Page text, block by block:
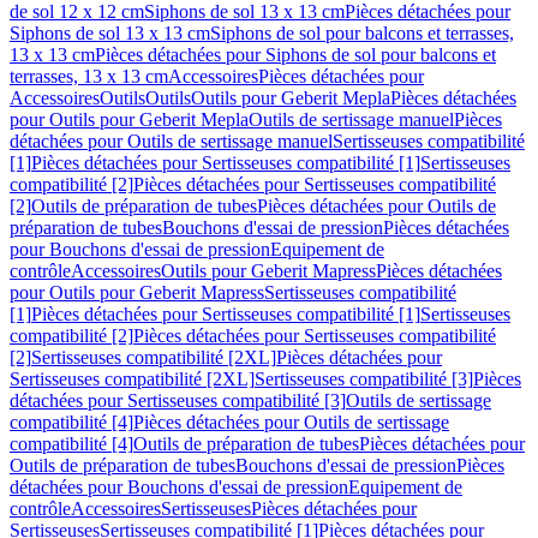
de sol 12 x 12 cmSiphons de sol 13 x 13 cmPièces détachées pour
Siphons de sol 13 x 13 cmSiphons de sol pour balcons et terrasses,
13 x 13 cmPièces détachées pour Siphons de sol pour balcons et
terrasses, 13 x 13 cmAccessoiresPièces détachées pour
AccessoiresOutilsOutilsOutils pour Geberit MeplaPièces détachées
pour Outils pour Geberit MeplaOutils de sertissage manuelPièces
détachées pour Outils de sertissage manuelSertisseuses compatibilité
[1]Pièces détachées pour Sertisseuses compatibilité [1]Sertisseuses
compatibilité [2]Pièces détachées pour Sertisseuses compatibilité
[2]Outils de préparation de tubesPièces détachées pour Outils de
préparation de tubesBouchons d'essai de pressionPièces détachées
pour Bouchons d'essai de pressionEquipement de
contrôleAccessoiresOutils pour Geberit MapressPièces détachées
pour Outils pour Geberit MapressSertisseuses compatibilité
[1]Pièces détachées pour Sertisseuses compatibilité [1]Sertisseuses
compatibilité [2]Pièces détachées pour Sertisseuses compatibilité
[2]Sertisseuses compatibilité [2XL]Pièces détachées pour
Sertisseuses compatibilité [2XL]Sertisseuses compatibilité [3]Pièces
détachées pour Sertisseuses compatibilité [3]Outils de sertissage
compatibilité [4]Pièces détachées pour Outils de sertissage
compatibilité [4]Outils de préparation de tubesPièces détachées pour
Outils de préparation de tubesBouchons d'essai de pressionPièces
détachées pour Bouchons d'essai de pressionEquipement de
contrôleAccessoiresSertisseusesPièces détachées pour
SertisseusesSertisseuses compatibilité [1]Pièces détachées pour